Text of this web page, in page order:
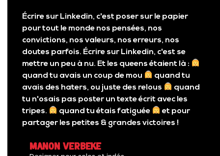
Écrire sur Linkedin, c'est poser sur le papier
pour tout le monde nos pensées, nos
convictions, nos valeurs, nos erreurs, nos
doutes parfois. Écrire sur Linkedin, c'est se
mettre un peu à nu. Et les queens étaient là :
quand tu avais un coup de mou
quand tu
avais des haters, ou juste des relous
quand
tu n'osais pas poster un texte écrit avec les
tripes.
quand tu étais fatiguée
et pour
partager les petites & grandes victoires !
Manon Verbeke